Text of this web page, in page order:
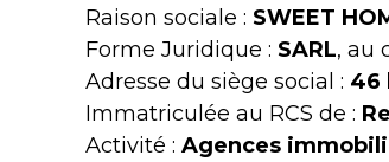
Raison sociale : SWEET
Forme Juridique : SARL, au
Adresse du siège social : 46
Immatriculée au RCS de :
Activité : Agences